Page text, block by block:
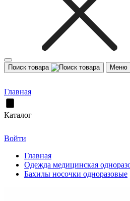
Поиск товара Меню
Главная
Каталог
Войти
Главная
Одежда медицинская
Бахилы носочки одноразовые